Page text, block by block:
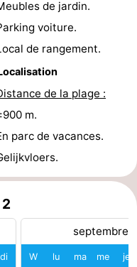
de jardin.
voiture.
de rangement.
de la plage :
m.
parc de vacances.
di
septembre
W lu ma me je